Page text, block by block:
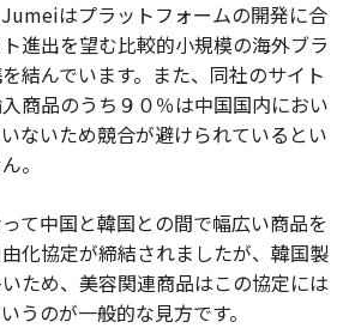
はプラットフォームの開発に合
進出を望む比較的小規模の海外ブラ
結んでいます。また、同社のサイト
商品のうち９０％は中国国内におい
ないため競合が避けられているとい
。
て中国と韓国との間で幅広い商品を
化協定が締結されましたが、韓国製
ため、美容関連商品はこの協定には
うのが一般的な見方です。